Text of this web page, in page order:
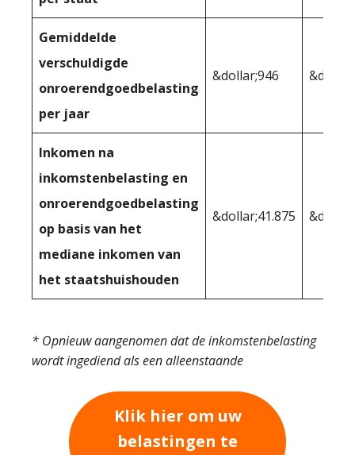
Gemiddelde
verschuldigde
onroerendgoedbelasting
per jaar
&dollar;946
Inkomen na
inkomstenbelasting en
onroerendgoedbelasting
op basis van het
mediane inkomen van
het staatshuishouden
&dollar;41.875
* Opnieuw aangenomen dat de inkomstenbelasting
wordt ingediend als een alleenstaande
Klik hier om uw
belastingen te